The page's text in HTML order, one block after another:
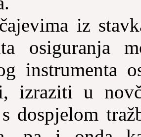
iz
osiguranja
instrumenta
izraziti u
dospjelom